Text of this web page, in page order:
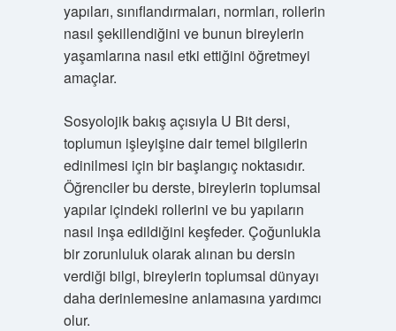
yapıları, sınıflandırmaları, normları, rollerin
nasıl şekillendiğini ve bunun bireylerin
yaşamlarına nasıl etki ettiğini öğretmeyi
amaçlar.
Sosyolojik bakış açısıyla U Bit dersi,
toplumun işleyişine dair temel bilgilerin
edinilmesi için bir başlangıç noktasıdır.
Öğrenciler bu derste, bireylerin toplumsal
yapılar içindeki rollerini ve bu yapıların
nasıl inşa edildiğini keşfeder. Çoğunlukla
bir zorunluluk olarak alınan bu dersin
verdiği bilgi, bireylerin toplumsal dünyayı
daha derinlemesine anlamasına yardımcı
olur.